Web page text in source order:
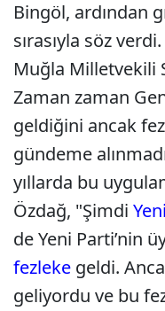
Bingöl, ardından
sırasıyla söz
Muğla Milletvekili
Zaman zaman
geldiğini ancak
gündeme
yıllarda bu
Özdağ, "Şimdi
de Yeni Parti’nin
fezleke geldi.
geliyordu ve bu